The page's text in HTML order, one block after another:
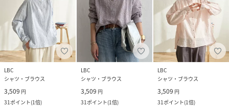
LBC
シャツ・ブラウス
3,509 円
31ポイント(1倍)
LBC
シャツ・ブラウス
3,509 円
31ポイント(1倍)
LBC
シャツ・ブラウス
3,509 円
31ポイント(1倍)